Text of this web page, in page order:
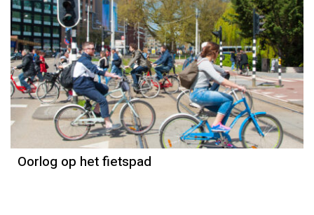
Oorlog op het fietspad